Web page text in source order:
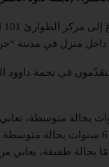
داخل منزل في مدينة
في نجمة داوود